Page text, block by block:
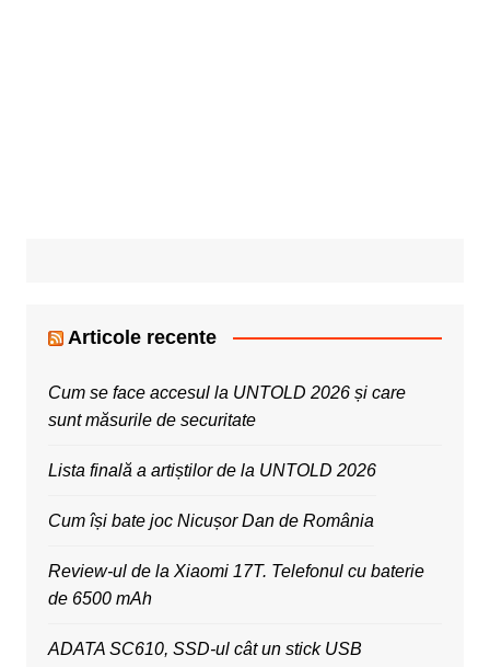
Articole recente
Cum se face accesul la UNTOLD 2026 și care
sunt măsurile de securitate
Lista finală a artiștilor de la UNTOLD 2026
Cum își bate joc Nicușor Dan de România
Review-ul de la Xiaomi 17T. Telefonul cu baterie
de 6500 mAh
ADATA SC610, SSD-ul cât un stick USB